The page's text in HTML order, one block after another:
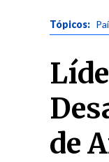
Tópicos:
de